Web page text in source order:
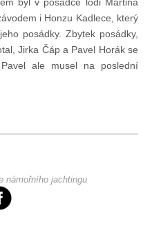
i Honzu Kadlece, který
posádky. Zbytek posádky,
Jirka Čáp a Pavel Horák se
ale musel na poslední
námořního jachtingu